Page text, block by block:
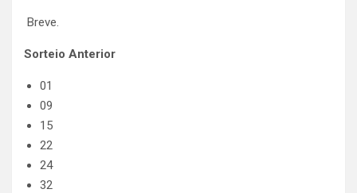
Breve.
Sorteio Anterior
01
09
15
22
24
32